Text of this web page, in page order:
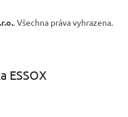
. Všechna práva vyhrazena.
ESSOX